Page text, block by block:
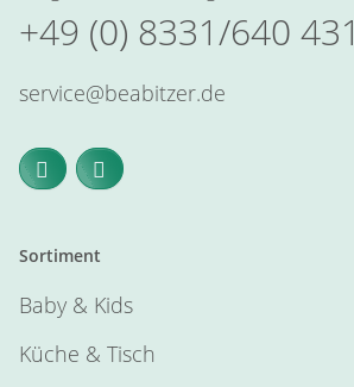
+49 (0) 8331/640
service@beabitzer.de
Sortiment
Baby & Kids
Küche & Tisch